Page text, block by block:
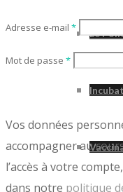
Le
Adresse e-mail *
Mot de passe *
Vos données
accompagner au
l’accès à votre
dans notre politique